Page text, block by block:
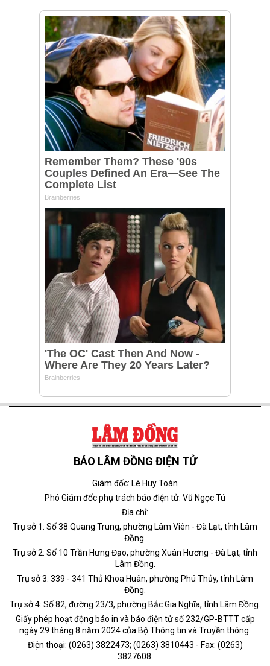
BÁO LÂM ĐỒNG ĐIỆN TỬ
Giám đốc: Lê Huy Toàn
Phó Giám đốc phụ trách báo điện tử: Vũ Ngọc Tú
Địa chỉ:
Trụ sở 1: Số 38 Quang Trung, phường Lâm Viên - Đà Lạt, tỉnh Lâm
Đồng.
Trụ sở 2: Số 10 Trần Hưng Đạo, phường Xuân Hương - Đà Lạt, tỉnh
Lâm Đồng.
Trụ sở 3: 339 - 341 Thủ Khoa Huân, phường Phú Thủy, tỉnh Lâm
Đồng.
Trụ sở 4: Số 82, đường 23/3, phường Bắc Gia Nghĩa, tỉnh Lâm Đồng.
Giấy phép hoạt động báo in và báo điện tử số 232/GP-BTTT cấp
ngày 29 tháng 8 năm 2024 của Bộ Thông tin và Truyền thông.
Điện thoại: (0263) 3822473; (0263) 3810443 - Fax: (0263)
3827608.